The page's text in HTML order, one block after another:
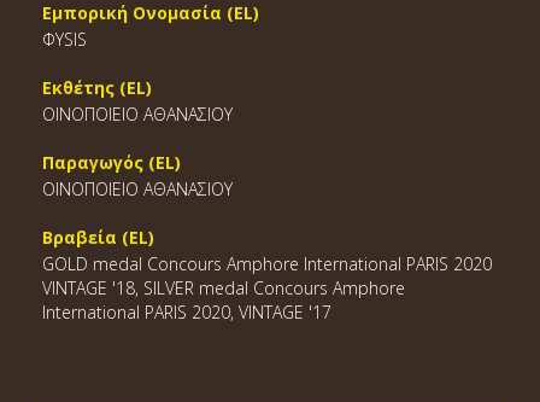
Εμπορική Ονομασία (EL)
ΦYSIS
Εκθέτης (EL)
ΟΙΝΟΠΟΙΕΙΟ ΑΘΑΝΑΣΙΟΥ
Παραγωγός (EL)
ΟΙΝΟΠΟΙΕΙΟ ΑΘΑΝΑΣΙΟΥ
Βραβεία (EL)
GOLD medal Concours Amphore International PARIS 2020
VINTAGE '18, SILVER medal Concours Amphore
International PARIS 2020, VINTAGE '17